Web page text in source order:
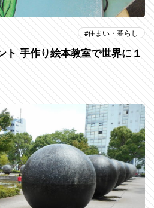
住まい・暮らし
ト 手作り絵本教室で世界に１